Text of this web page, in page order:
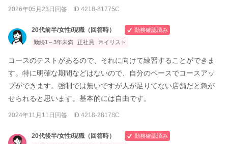
2026年05月23日回答 ID 4218-81775C
20代前半/女性/現職（回答時）
勤務確認済み
勤続1～3年未満
正社員 ネイリスト
コースのテストがあるので、それに向けて練習することができま
す。特に明確な期間などはないので、自分のペースでコースアッ
プができます。強制では無いですが人が足りてない店舗だと急が
せられると思います。基本的には自由です。
2024年11月11日回答 ID 4218-28178C
20代後半/女性/現職（回答時）
勤務確認済み